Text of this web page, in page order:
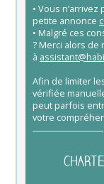
• Vous
petite annonce
• Malgré ces
? Merci alors de
à
Afin de limiter
vérifiée
peut parfois
votre